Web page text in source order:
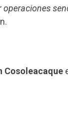
Cosoleacaque